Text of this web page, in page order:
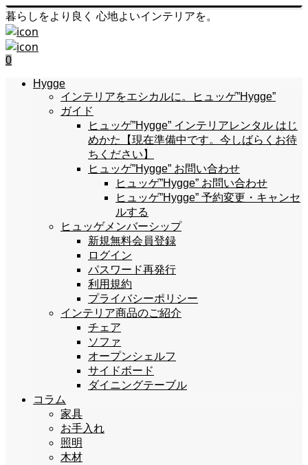
暮らしをより良く 心地よいインテリアを。
0
Hygge
インテリアをエシカルに。ヒュッゲ”Hygge”
ガイド
ヒュッゲ”Hygge” インテリアレンタル はじ
めかた【現在準備中です。今しばらくお待
ちください】
ヒュッゲ”Hygge” お問い合わせ
ヒュッゲ”Hygge” お問い合わせ
ヒュッゲ”Hygge” 予約変更・キャンセ
ルする
ヒュッゲメンバーシップ
新規無料会員登録
ログイン
パスワード再発行
利用規約
プライバシーポリシー
インテリア商品のご紹介
チェア
ソファ
オープンシェルフ
サイドボード
ダイニングテーブル
コラム
家具
お手入れ
照明
木材